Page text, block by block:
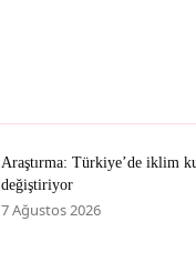
Araştırma: Türkiye’de iklim
değiştiriyor
7 Ağustos 2026